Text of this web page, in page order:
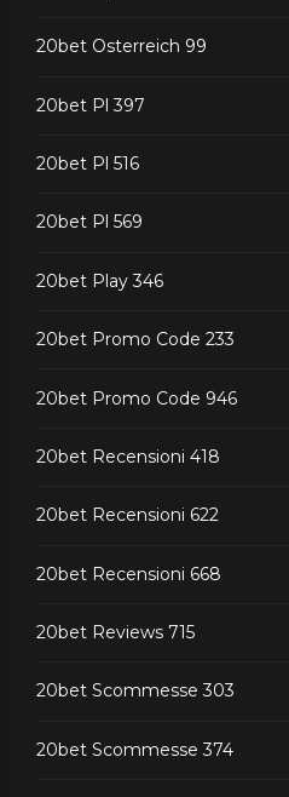
20bet Osterreich 99
20bet Pl 397
20bet Pl 516
20bet Pl 569
20bet Play 346
20bet Promo Code 233
20bet Promo Code 946
20bet Recensioni 418
20bet Recensioni 622
20bet Recensioni 668
20bet Reviews 715
20bet Scommesse 303
20bet Scommesse 374